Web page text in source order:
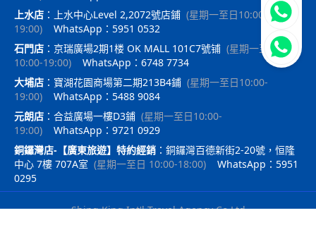
上水店 ： 上水中心Level 2,2072號店鋪 (星期一至日10:00-
19:00)
WhatsApp：5951 0532
石門店 ： 京瑞廣場2期1楼 OK MALL 101C7號铺 (星期一至日
10:00-19:00)
WhatsApp：6748 7734
大埔店 ： 寶湖花園商場第二期213B4鋪 (星期一至日10:00-
19:00)
WhatsApp：5488 9084
元朗店 ： 合益廣場一樓D3鋪 (星期一至日10:00-
19:00)
WhatsApp：9721 0929
銅鑼灣店-【廣東旅遊】特約經銷 ： 銅鑼灣百德新街2-20號，恒隆
中心 7樓 707A室 (星期一至日 10:00-18:00)
WhatsApp：5951
0295
Shing King Int'l Travel Agency Co Ltd